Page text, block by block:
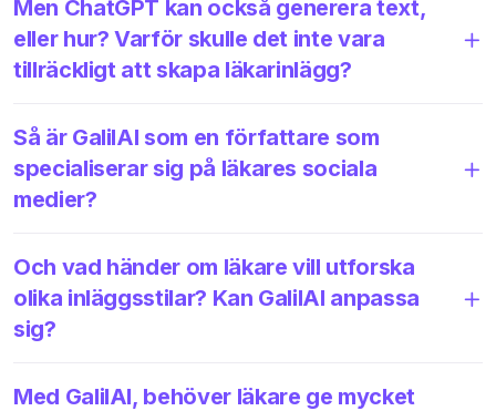
Men ChatGPT kan också generera text,
eller hur? Varför skulle det inte vara
tillräckligt att skapa läkarinlägg?
Så är GalilAI som en författare som
specialiserar sig på läkares sociala
medier?
Och vad händer om läkare vill utforska
olika inläggsstilar? Kan GalilAI anpassa
sig?
Med GalilAI, behöver läkare ge mycket